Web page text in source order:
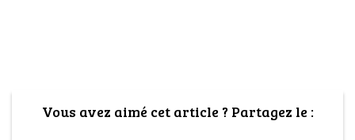
Vous avez aimé cet article ? Partagez le :